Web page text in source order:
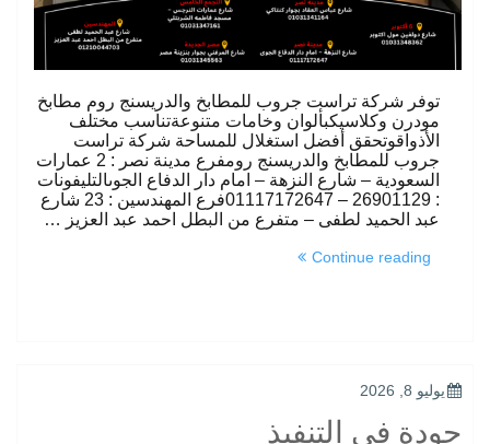
توفر شركة تراست جروب للمطابخ والدريسنج روم مطابخ
مودرن وكلاسيكبألوان وخامات متنوعةتناسب مختلف
الأذواقوتحقق أفضل استغلال للمساحة شركة تراست
جروب للمطابخ والدريسنج رومفرع مدينة نصر : 2 عمارات
السعودية – شارع النزهة – امام دار الدفاع الجوىالتليفونات
: 26901129 – 01117172647فرع المهندسين : 23 شارع
عبد الحميد لطفى – متفرع من البطل احمد عبد العزيز …
Continue reading
“تصميمات
POSTED
ON
يوليو 8, 2026
جودة في التنفيذ